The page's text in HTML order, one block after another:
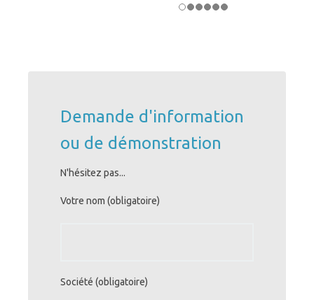
Demande d'information
ou de démonstration
N'hésitez pas...
Votre nom (obligatoire)
Société (obligatoire)